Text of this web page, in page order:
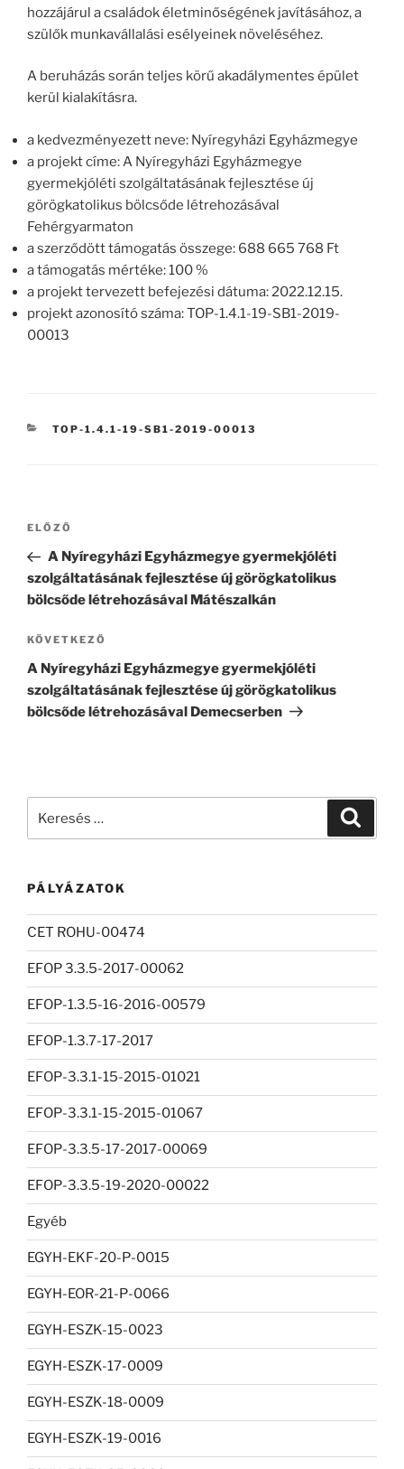
hozzájárul a családok életminőségének javításához, a
szülők munkavállalási esélyeinek növeléséhez.
A beruházás során teljes körű akadálymentes épület
kerül kialakításra.
a kedvezményezett neve: Nyíregyházi Egyházmegye
a projekt címe: A Nyíregyházi Egyházmegye
gyermekjóléti szolgáltatásának fejlesztése új
görögkatolikus bölcsőde létrehozásával
Fehérgyarmaton
a szerződött támogatás összege: 688 665 768 Ft
a támogatás mértéke: 100 %
a projekt tervezett befejezési dátuma: 2022.12.15.
projekt azonosító száma: TOP-1.4.1-19-SB1-2019-
00013
KATEGÓRIÁK
TOP-1.4.1-19-SB1-2019-00013
Bejegyzés
Korábbi
bejegyzés
ELŐZŐ
A Nyíregyházi Egyházmegye gyermekjóléti
szolgáltatásának fejlesztése új görögkatolikus
bölcsőde létrehozásával Mátészalkán
Következő
bejegyzés
KÖVETKEZŐ
A Nyíregyházi Egyházmegye gyermekjóléti
szolgáltatásának fejlesztése új görögkatolikus
bölcsőde létrehozásával Demecserben
PÁLYÁZATOK
CET ROHU-00474
EFOP 3.3.5-2017-00062
EFOP-1.3.5-16-2016-00579
EFOP-1.3.7-17-2017
EFOP-3.3.1-15-2015-01021
EFOP-3.3.1-15-2015-01067
EFOP-3.3.5-17-2017-00069
EFOP-3.3.5-19-2020-00022
Egyéb
EGYH-EKF-20-P-0015
EGYH-EOR-21-P-0066
EGYH-ESZK-15-0023
EGYH-ESZK-17-0009
EGYH-ESZK-18-0009
EGYH-ESZK-19-0016